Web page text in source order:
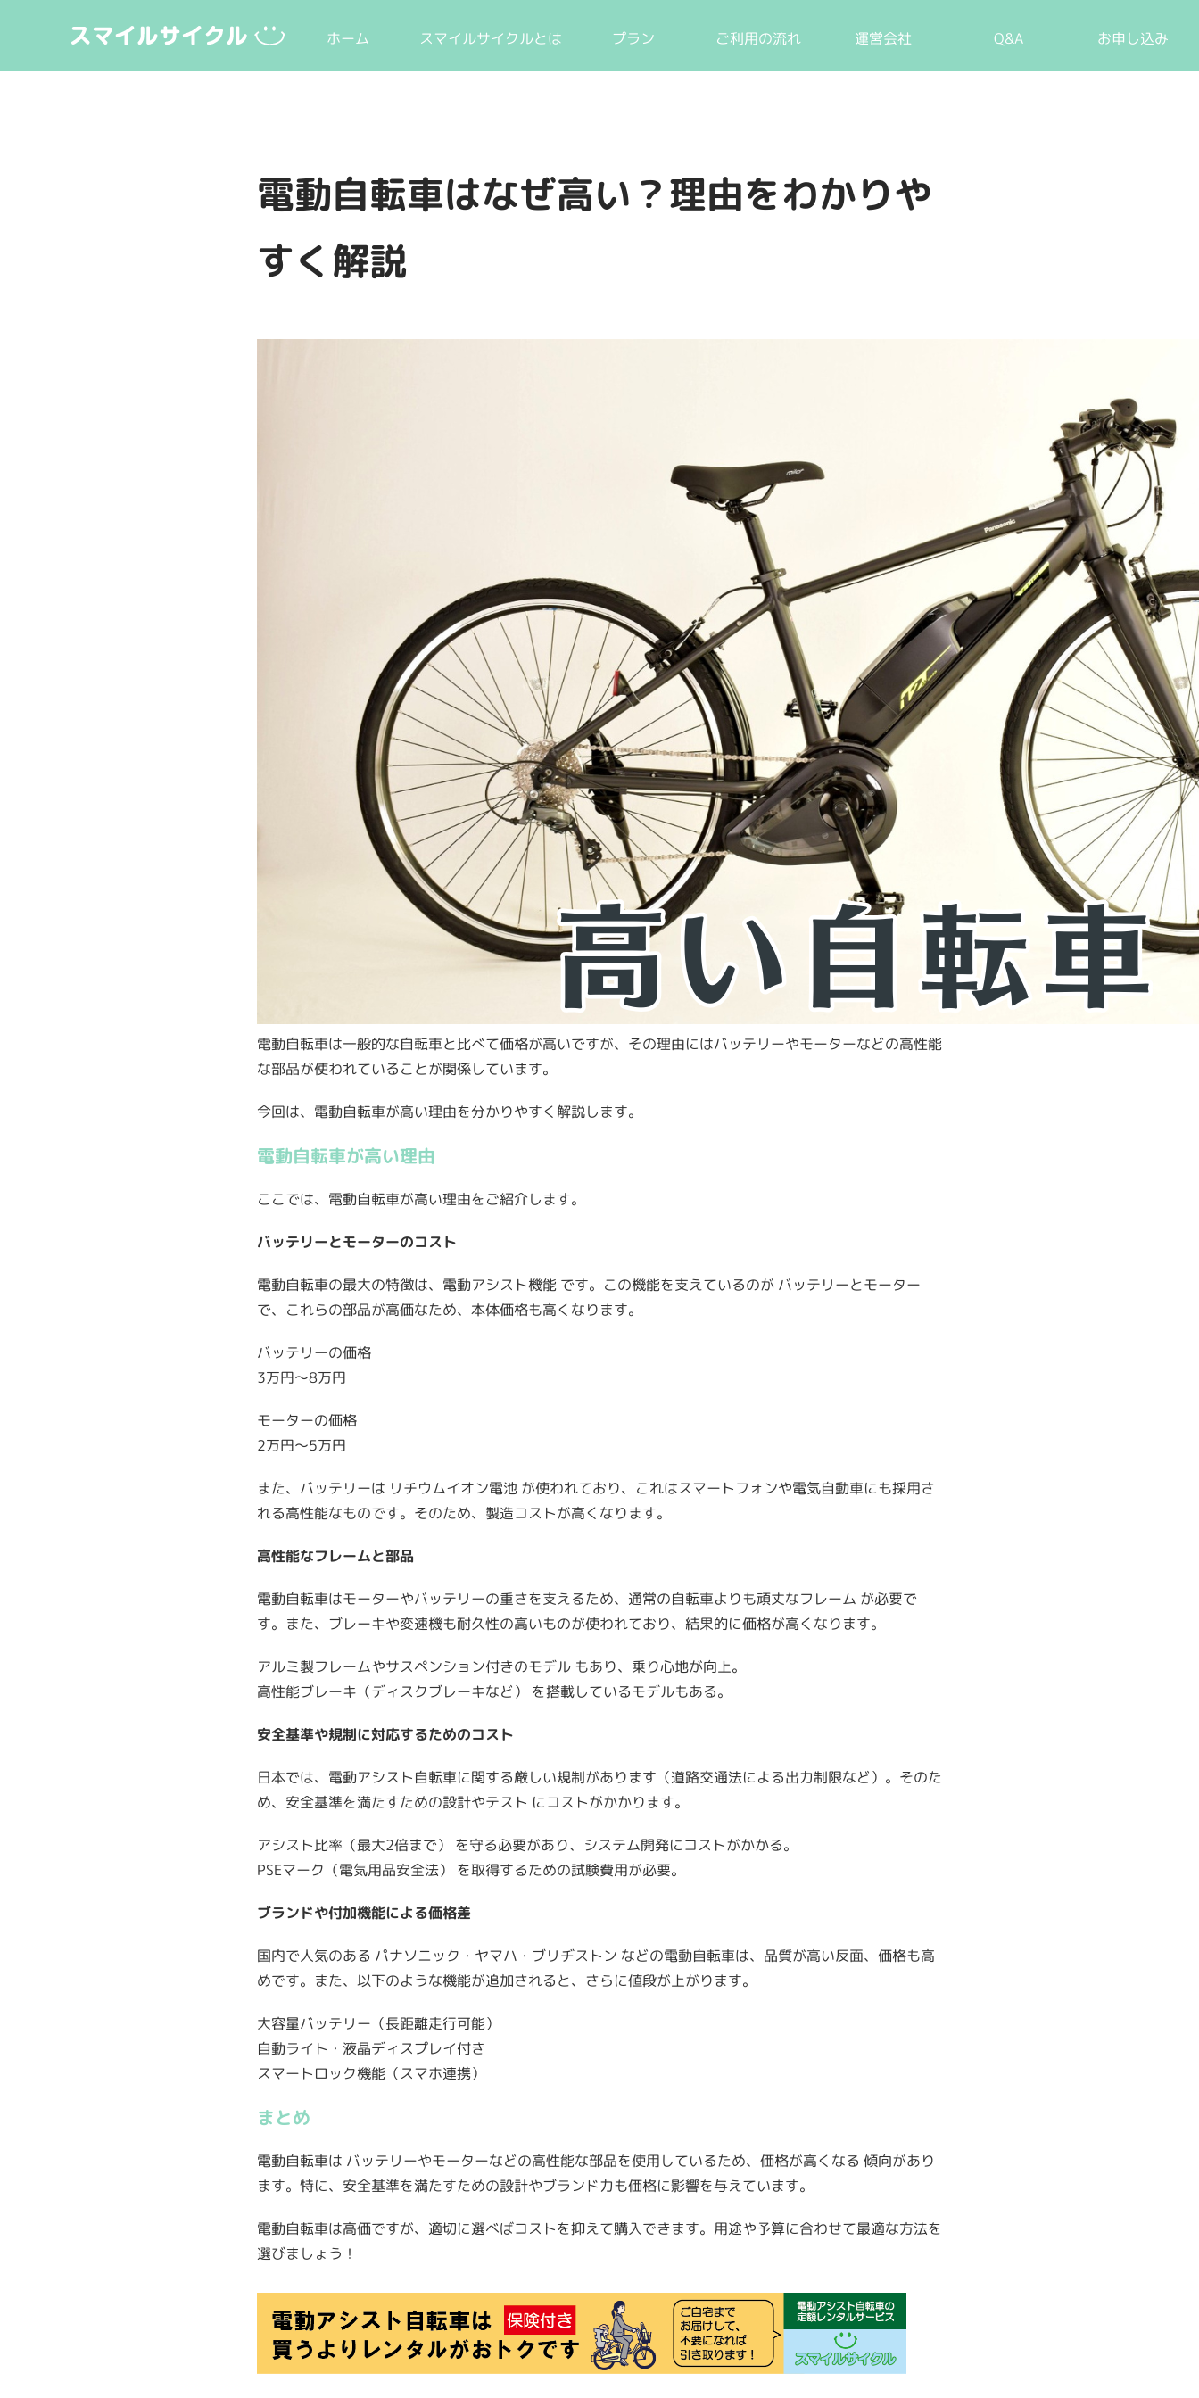
ホーム スマイルサイクルとは プラン ご利用の流れ 運営会社 Q&A お申し込み
電動自転車はなぜ高い？理由をわかりや
すく解説
電動自転車は一般的な自転車と比べて価格が高いですが、その理由にはバッテリーやモーターなどの高性能
な部品が使われていることが関係しています。
今回は、電動自転車が高い理由を分かりやすく解説します。
電動自転車が高い理由
ここでは、電動自転車が高い理由をご紹介します。
バッテリーとモーターのコスト
電動自転車の最大の特徴は、電動アシスト機能 です。この機能を支えているのが バッテリーとモーター
で、これらの部品が高価なため、本体価格も高くなります。
バッテリーの価格
3万円～8万円
モーターの価格
2万円～5万円
また、バッテリーは リチウムイオン電池 が使われており、これはスマートフォンや電気自動車にも採用さ
れる高性能なものです。そのため、製造コストが高くなります。
高性能なフレームと部品
電動自転車はモーターやバッテリーの重さを支えるため、通常の自転車よりも頑丈なフレーム が必要で
す。また、ブレーキや変速機も耐久性の高いものが使われており、結果的に価格が高くなります。
アルミ製フレームやサスペンション付きのモデル もあり、乗り心地が向上。
高性能ブレーキ（ディスクブレーキなど） を搭載しているモデルもある。
安全基準や規制に対応するためのコスト
日本では、電動アシスト自転車に関する厳しい規制があります（道路交通法による出力制限など）。そのた
め、安全基準を満たすための設計やテスト にコストがかかります。
アシスト比率（最大2倍まで） を守る必要があり、システム開発にコストがかかる。
PSEマーク（電気用品安全法） を取得するための試験費用が必要。
ブランドや付加機能による価格差
国内で人気のある パナソニック・ヤマハ・ブリヂストン などの電動自転車は、品質が高い反面、価格も高
めです。また、以下のような機能が追加されると、さらに値段が上がります。
大容量バッテリー（長距離走行可能）
自動ライト・液晶ディスプレイ付き
スマートロック機能（スマホ連携）
まとめ
電動自転車は バッテリーやモーターなどの高性能な部品を使用しているため、価格が高くなる 傾向があり
ます。特に、安全基準を満たすための設計やブランド力も価格に影響を与えています。
電動自転車は高価ですが、適切に選べばコストを抑えて購入できます。用途や予算に合わせて最適な方法を
選びましょう！